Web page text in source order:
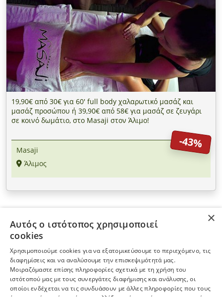
19,90€ από 30€ για 60' full body χαλαρωτικό μασάζ και
μασάζ προσώπου ή 39,90€ από 58€ για μασάζ σε ζευγάρι
σε κοινό δωμάτιο, στο Masaji στον Άλιμο!
-43%
Masaji
Άλιμος
ΠΛΗΡΟΦΟΡΙΕΣ
Η ΕΤΑΙΡΕΙΑ
ΠΕΡΙΣΣΟΤΕΡΑ
×
Αυτός ο ιστότοπος χρησιμοποιεί
cookies
Χρησιμοποιούμε cookies για να εξατομικεύσουμε το περιεχόμενο, τις
διαφημίσεις και να αναλύσουμε την επισκεψιμότητά μας.
Μοιραζόμαστε επίσης πληροφορίες σχετικά με τη χρήση του
ιστότοπού μας με τους συνεργάτες διαφήμισης και ανάλυσης, οι
οποίοι ενδέχεται να τις συνδυάσουν με άλλες πληροφορίες που τους